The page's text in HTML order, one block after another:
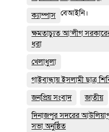
ক্যাম্পাস
ক্ষমতাচ্যুত আ’লীগ
ধরা
খেলাধুলা
গাইবান্ধায় ইসলামী ছাত্র
জনপ্রিয় সংবাদ
জাতীয়
দিনাজপুর সদরের
সভা অনুষ্ঠিত
বেআইনি।